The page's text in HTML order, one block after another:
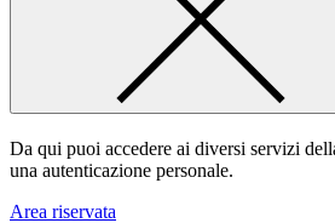
Da qui puoi accedere ai diversi servizi
una autenticazione personale.
Area riservata